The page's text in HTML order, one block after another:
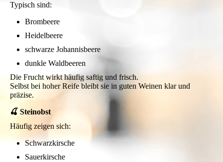
Typisch sind:
Brombeere
Heidelbeere
schwarze Johannisbeere
dunkle Waldbeeren
Die Frucht wirkt häufig saftig und frisch.
Selbst bei hoher Reife bleibt sie in guten Weinen klar und
präzise.
🍒 Steinobst
Häufig zeigen sich:
Schwarzkirsche
Sauerkirsche